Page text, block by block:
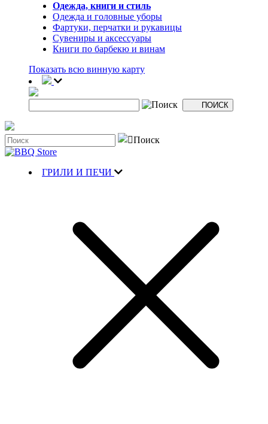
Одежда, книги и стиль
Одежда и головные уборы
Фартуки, перчатки и рукавицы
Сувениры и аксессуары
Книги по барбекю и винам
Показать всю винную карту
ГРИЛИ И ПЕЧИ